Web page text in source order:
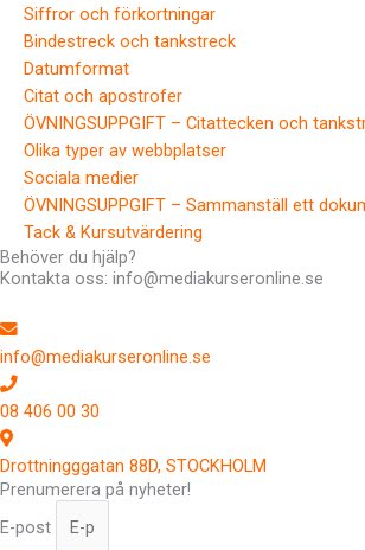
Siffror och förkortningar
Bindestreck och tankstreck
Datumformat
Citat och apostrofer
ÖVNINGSUPPGIFT – Citattecken och
Olika typer av webbplatser
Sociala medier
ÖVNINGSUPPGIFT – Sammanställ ett
Tack & Kursutvärdering
Behöver du hjälp?
Kontakta oss: info@mediakurseronline.se
info@mediakurseronline.se
08 406 00 30
Drottningggatan 88D, STOCKHOLM
Prenumerera på nyheter!
E-post